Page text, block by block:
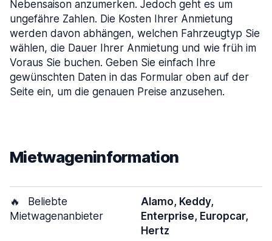
Nebensaison anzumerken. Jedoch geht es um
ungefähre Zahlen. Die Kosten Ihrer Anmietung
werden davon abhängen, welchen Fahrzeugtyp Sie
wählen, die Dauer Ihrer Anmietung und wie früh im
Voraus Sie buchen. Geben Sie einfach Ihre
gewünschten Daten in das Formular oben auf der
Seite ein, um die genauen Preise anzusehen.
Mietwageninformation
🔥
Beliebte
Mietwagenanbieter
Alamo, Keddy,
Enterprise, Europcar,
Hertz